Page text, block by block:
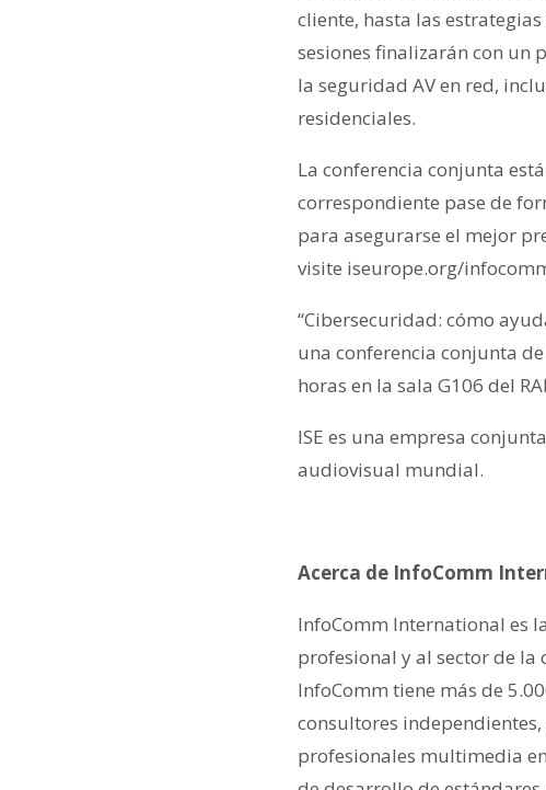
cliente, hasta las
sesiones finalizarán con un
la seguridad AV en red,
residenciales.
La conferencia conjunta
correspondiente pase de
para asegurarse el mejor
visite iseurope.org/
“Cibersecuridad: cómo
una conferencia conjunta
horas en la sala G106 del
ISE es una empresa
audiovisual mundial.
Acerca de InfoComm
InfoComm International es
profesional y al sector de
InfoComm tiene más de
consultores
profesionales multimedia